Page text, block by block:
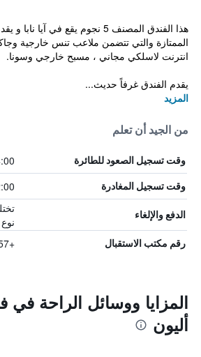
هذا الفندق المصنف 5 نجوم يقع في
الممتازة والتي تتضمن ملاعب تنس خارجية
انترنت لاسلكي مجاني ، مسبح خارجي وسونا.
يقدم الفندق غرفاً حديث...
المزيد
من الجيد أن تعلم
وقت تسجيل الصعود للطائرة
وقت تسجيل المغادرة
الدفع والإلغاء
رقم مكتب الاستقبال +357 2372 2900
المزايا ووسائل الراحة
أليون